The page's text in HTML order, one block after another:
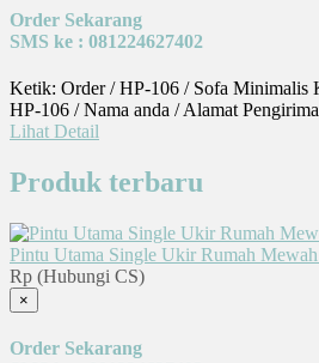
Order Sekarang
SMS ke : 081224627402
Ketik: Order / HP-106 / Sofa Minimalis
HP-106 / Nama anda / Alamat
Lihat Detail
Produk terbaru
Pintu Utama Single Ukir Rumah
Rp (Hubungi CS)
×
Order Sekarang